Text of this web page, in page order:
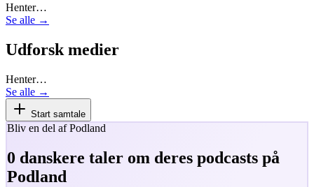
Henter…
Se alle →
Udforsk medier
Henter…
Se alle →
Start samtale
Bliv en del af Podland
0 danskere taler om deres podcasts på
Podland